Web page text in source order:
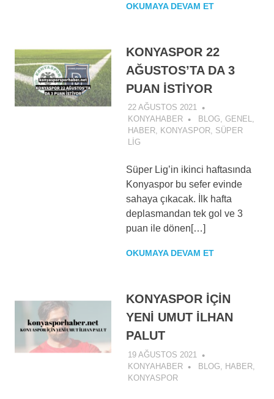
OKUMAYA DEVAM ET
KONYASPOR 22
AĞUSTOS’TA DA 3
PUAN İSTİYOR
22 AĞUSTOS 2021
KONYAHABER
BLOG, GENEL,
HABER, KONYASPOR, SÜPER
LIG
Süper Lig’in ikinci haftasında
Konyaspor bu sefer evinde
sahaya çıkacak. İlk hafta
deplasmandan tek gol ve 3
puan ile dönen[…]
OKUMAYA DEVAM ET
KONYASPOR İÇİN
YENİ UMUT İLHAN
PALUT
19 AĞUSTOS 2021
KONYAHABER
BLOG HABER,
KONYASPOR